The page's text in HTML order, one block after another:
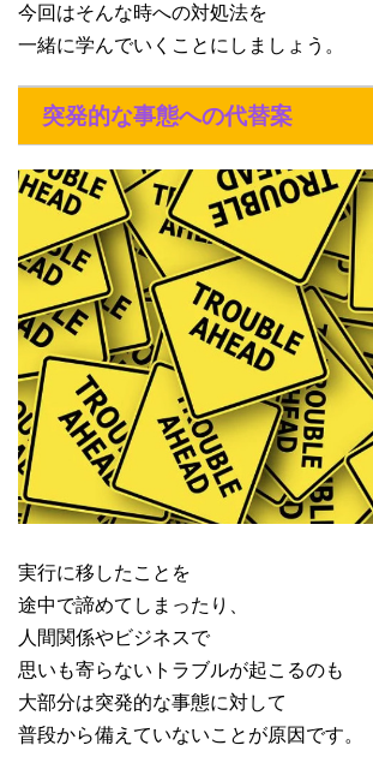
今回はそんな時への対処法を
一緒に学んでいくことにしましょう。
突発的な事態への代替案
実行に移したことを
途中で諦めてしまったり、
人間関係やビジネスで
思いも寄らないトラブルが起こるのも
大部分は突発的な事態に対して
普段から備えていないことが原因です。